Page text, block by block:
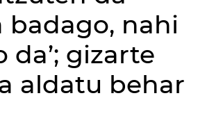
badago, nahi
da’; gizarte
aldatu behar